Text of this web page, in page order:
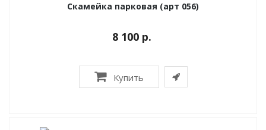
Скамейка парковая (арт 056)
8 100 р.
Купить